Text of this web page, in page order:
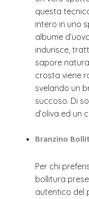
questa
intero in uno
albume
indurisce,
sapore
crosta viene
svelando un
succoso. Di
d’oliva ed un
Branzino
Per chi
bollitura
autentico del